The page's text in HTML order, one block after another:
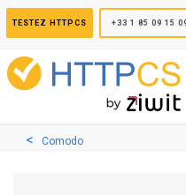
TESTEZ HTTPCS +33 1 85 09 15
Comodo
Panneau de gestion des cookies